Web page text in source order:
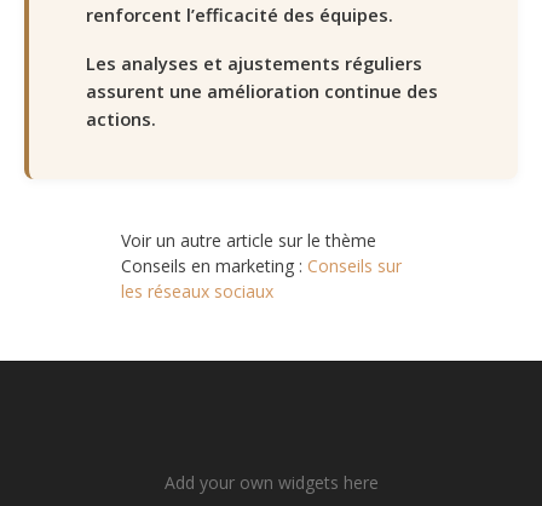
renforcent l’efficacité des équipes.
Les analyses et ajustements réguliers
assurent une amélioration continue des
actions.
Voir un autre article sur le thème
Conseils en marketing : Conseils sur
les réseaux sociaux
Add your own widgets here